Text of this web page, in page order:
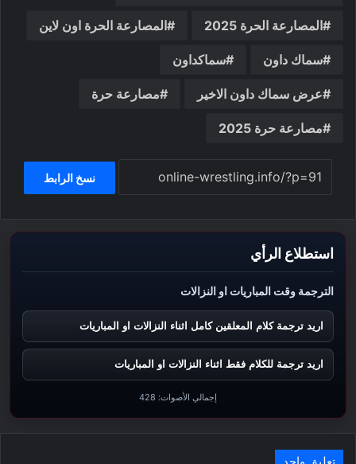
المصارعة الحرة 2025 المصارعة الحرة اون لاين
سماك داون سماكداون
عرض سماك داون الاخير مصارعة حرة
مصارعة حرة 2025
نسخ الرابط
استطلاع الرأي
الترجمة وقت المباريات او النزالات
اريد ترجمة كلام المعلقين كامل اثناء النزالات او المباريات
اريد ترجمة للكلام فقط اثناء النزالات او المباريات
إجمالي الأصوات: 428
تعليق واحد